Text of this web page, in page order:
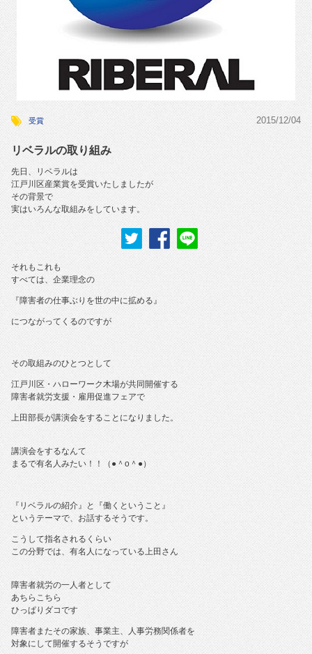
受賞 2015/12/04
リベラルの取り組み
先日、リベラルは
江戸川区産業賞を受賞いたしましたが
その背景で
実はいろんな取組みをしています。
それもこれも
すべては、企業理念の
『障害者の仕事ぶりを世の中に拡める』
につながってくるのですが
その取組みのひとつとして
江戸川区・ハローワーク木場が共同開催する
障害者就労支援・雇用促進フェアで
上田部長が講演会をすることになりました。
講演会をするなんて
まるで有名人みたい！！（●＾o＾●）
『リベラルの紹介』と『働くということ』
というテーマで、お話するそうです。
こうして指名されるくらい
この分野では、有名人になっている上田さん
障害者就労の一人者として
あちらこちら
ひっぱりダコです
障害者またその家族、事業主、人事労務関係者を
対象にして開催するそうですが